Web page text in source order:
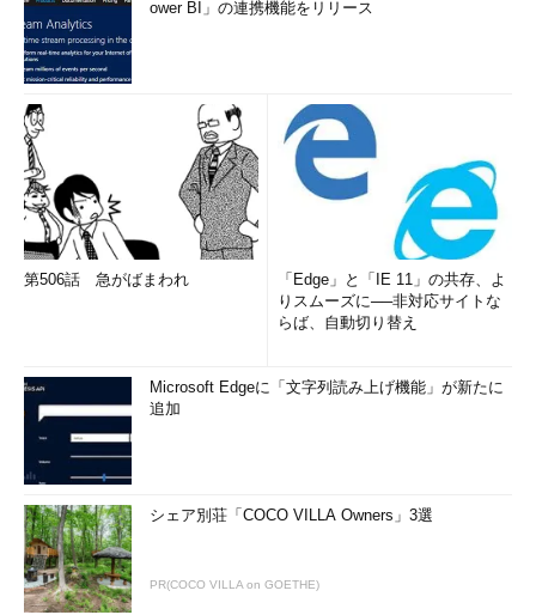
ower BI」の連携機能をリリース
第506話 急がばまわれ
「Edge」と「IE 11」の共存、よ
りスムーズに──非対応サイトな
らば、自動切り替え
Microsoft Edgeに「文字列読み上げ機能」が新たに
追加
シェア別荘「COCO VILLA Owners」3選
PR(COCO VILLA on GOETHE)